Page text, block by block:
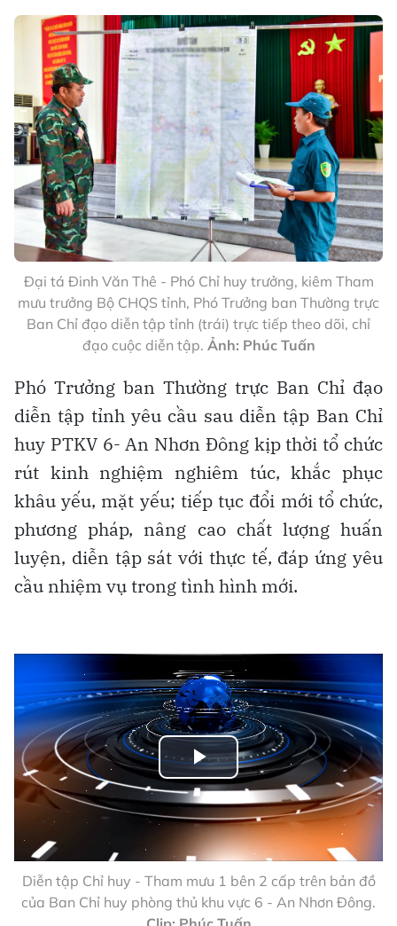
Đại tá Đinh Văn Thê - Phó Chỉ huy trưởng, kiêm Tham
mưu trưởng Bộ CHQS tỉnh, Phó Trưởng ban Thường trực
Ban Chỉ đạo diễn tập tỉnh (trái) trực tiếp theo dõi, chỉ
đạo cuộc diễn tập. Ảnh: Phúc Tuấn
Phó Trưởng ban Thường trực Ban Chỉ đạo
diễn tập tỉnh yêu cầu sau diễn tập Ban Chỉ
huy PTKV 6- An Nhơn Đông kịp thời tổ chức
rút kinh nghiệm nghiêm túc, khắc phục
khâu yếu, mặt yếu; tiếp tục đổi mới tổ chức,
phương pháp, nâng cao chất lượng huấn
luyện, diễn tập sát với thực tế, đáp ứng yêu
cầu nhiệm vụ trong tình hình mới.
Play
Video
Diễn tập Chỉ huy - Tham mưu 1 bên 2 cấp trên bản đồ
của Ban Chỉ huy phòng thủ khu vực 6 - An Nhơn Đông.